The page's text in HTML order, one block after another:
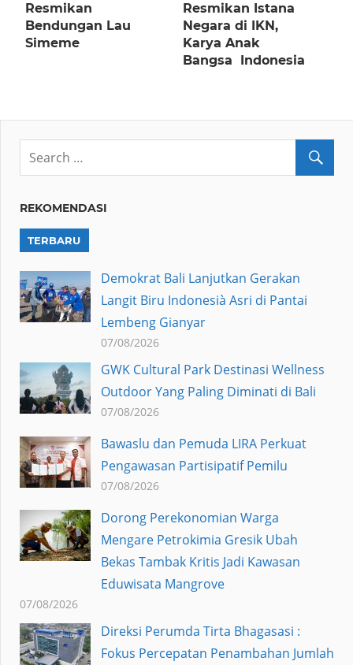
Resmikan
Bendungan Lau
Simeme
Resmikan Istana
Negara di IKN,
Karya Anak
Bangsa Indonesia
REKOMENDASI
TERBARU
Demokrat Bali Lanjutkan Gerakan
Langit Biru Indonesià Asri di Pantai
Lembeng Gianyar
07/08/2026
GWK Cultural Park Destinasi Wellness
Outdoor Yang Paling Diminati di Bali
07/08/2026
Bawaslu dan Pemuda LIRA Perkuat
Pengawasan Partisipatif Pemilu
07/08/2026
Dorong Perekonomian Warga
Mengare Petrokimia Gresik Ubah
Bekas Tambak Kritis Jadi Kawasan
Eduwisata Mangrove
07/08/2026
Direksi Perumda Tirta Bhagasasi :
Fokus Percepatan Penambahan Jumlah